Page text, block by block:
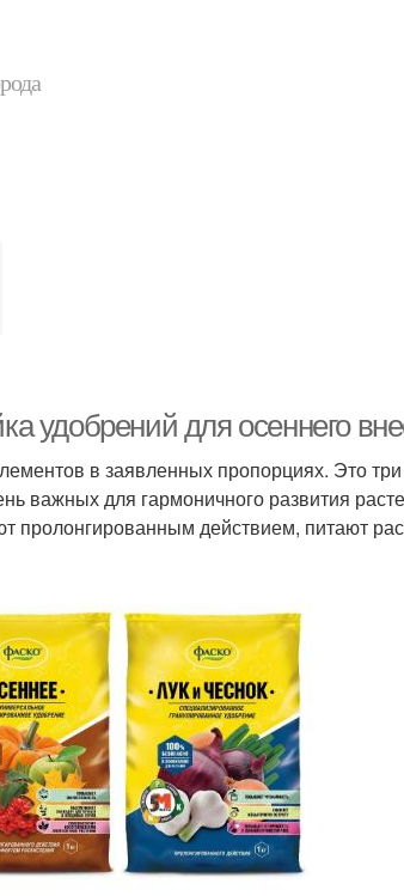
удобрений для осеннего
в заявленных пропорциях. Это
важных для гармоничного развития
пролонгированным действием, питают